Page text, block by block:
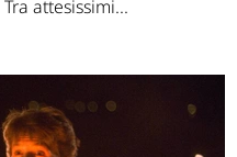
attesissimi...